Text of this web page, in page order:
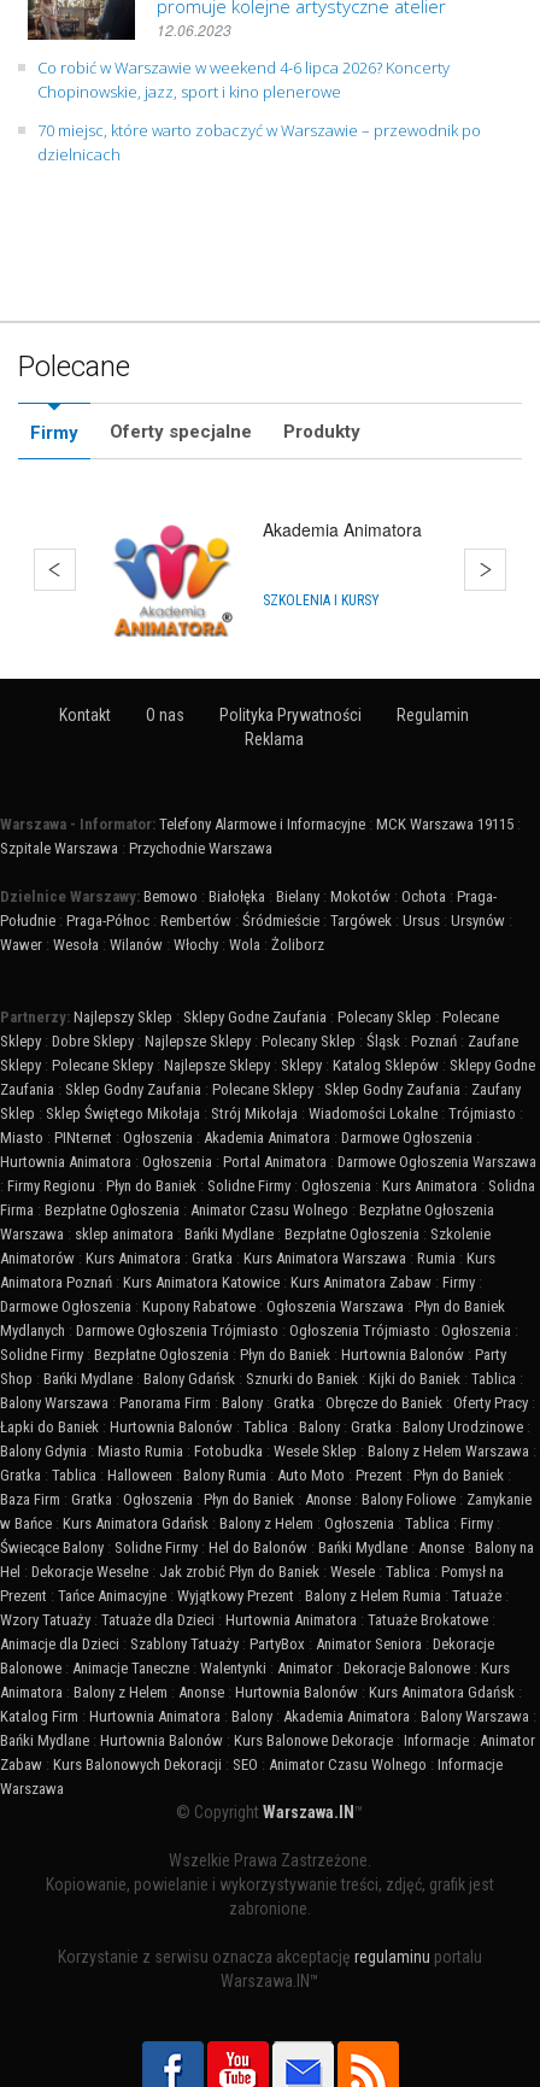
promuje kolejne artystyczne atelier
12.06.2023
Co robić w Warszawie w weekend 4-6 lipca 2026? Koncerty
Chopinowskie, jazz, sport i kino plenerowe
70 miejsc, które warto zobaczyć w Warszawie – przewodnik po
dzielnicach
Polecane
Firmy Oferty specjalne Produkty
Akademia Animatora
SZKOLENIA I KURSY
Kontakt O nas Polityka Prywatności
Regulamin
Reklama
Warszawa - Informator: Telefony Alarmowe i Informacyjne : MCK Warszawa 19115 :
Szpitale Warszawa : Przychodnie Warszawa
Dzielnice Warszawy: Bemowo : Białołęka : Bielany : Mokotów : Ochota : Praga-
Południe : Praga-Północ : Rembertów : Śródmieście : Targówek : Ursus : Ursynów :
Wawer : Wesoła : Wilanów : Włochy : Wola : Żoliborz
Partnerzy: Najlepszy Sklep : Sklepy Godne Zaufania : Polecany Sklep : Polecane
Sklepy : Dobre Sklepy : Najlepsze Sklepy : Polecany Sklep : Śląsk : Poznań : Zaufane
Sklepy : Polecane Sklepy : Najlepsze Sklepy : Sklepy : Katalog Sklepów : Sklepy Godne
Zaufania : Sklep Godny Zaufania : Polecane Sklepy : Sklep Godny Zaufania : Zaufany
Sklep : Sklep Świętego Mikołaja : Strój Mikołaja : Wiadomości Lokalne : Trójmiasto :
Miasto : PINternet : Ogłoszenia : Akademia Animatora : Darmowe Ogłoszenia :
Hurtownia Animatora : Ogłoszenia : Portal Animatora : Darmowe Ogłoszenia Warszawa
: Firmy Regionu : Płyn do Baniek : Solidne Firmy : Ogłoszenia : Kurs Animatora : Solidna
Firma : Bezpłatne Ogłoszenia : Animator Czasu Wolnego : Bezpłatne Ogłoszenia
Warszawa : sklep animatora : Bańki Mydlane : Bezpłatne Ogłoszenia : Szkolenie
Animatorów : Kurs Animatora : Gratka : Kurs Animatora Warszawa : Rumia : Kurs
Animatora Poznań : Kurs Animatora Katowice : Kurs Animatora Zabaw : Firmy :
Darmowe Ogłoszenia : Kupony Rabatowe : Ogłoszenia Warszawa : Płyn do Baniek
Mydlanych : Darmowe Ogłoszenia Trójmiasto : Ogłoszenia Trójmiasto : Ogłoszenia :
Solidne Firmy : Bezpłatne Ogłoszenia : Płyn do Baniek : Hurtownia Balonów : Party
Shop : Bańki Mydlane : Balony Gdańsk : Sznurki do Baniek : Kijki do Baniek : Tablica :
Balony Warszawa : Panorama Firm : Balony : Gratka : Obręcze do Baniek : Oferty Pracy :
Łapki do Baniek : Hurtownia Balonów : Tablica : Balony : Gratka : Balony Urodzinowe :
Balony Gdynia : Miasto Rumia : Fotobudka : Wesele Sklep : Balony z Helem Warszawa :
Gratka : Tablica : Halloween : Balony Rumia : Auto Moto : Prezent : Płyn do Baniek :
Baza Firm : Gratka : Ogłoszenia : Płyn do Baniek : Anonse : Balony Foliowe : Zamykanie
w Bańce : Kurs Animatora Gdańsk : Balony z Helem : Ogłoszenia : Tablica : Firmy :
Świecące Balony : Solidne Firmy : Hel do Balonów : Bańki Mydlane : Anonse : Balony na
Hel : Dekoracje Weselne : Jak zrobić Płyn do Baniek : Wesele : Tablica : Pomysł na
Prezent : Tańce Animacyjne : Wyjątkowy Prezent : Balony z Helem Rumia : Tatuaże :
Wzory Tatuaży : Tatuaże dla Dzieci : Hurtownia Animatora : Tatuaże Brokatowe :
Animacje dla Dzieci : Szablony Tatuaży : PartyBox : Animator Seniora : Dekoracje
Balonowe : Animacje Taneczne : Walentynki : Animator : Dekoracje Balonowe : Kurs
Animatora : Balony z Helem : Anonse : Hurtownia Balonów : Kurs Animatora Gdańsk :
Katalog Firm : Hurtownia Animatora : Balony : Akademia Animatora : Balony Warszawa :
Bańki Mydlane : Hurtownia Balonów : Kurs Balonowe Dekoracje : Informacje : Animator
Zabaw : Kurs Balonowych Dekoracji : SEO : Animator Czasu Wolnego : Informacje
Warszawa
© CopyrightWarszawa.IN ™
Wszelkie Prawa Zastrzeżone.
Kopiowanie, powielanie i wykorzystywanie treści, zdjęć, grafik jest
zabronione.
Korzystanie z serwisu oznacza akceptację regulaminu portalu
Warszawa.IN™